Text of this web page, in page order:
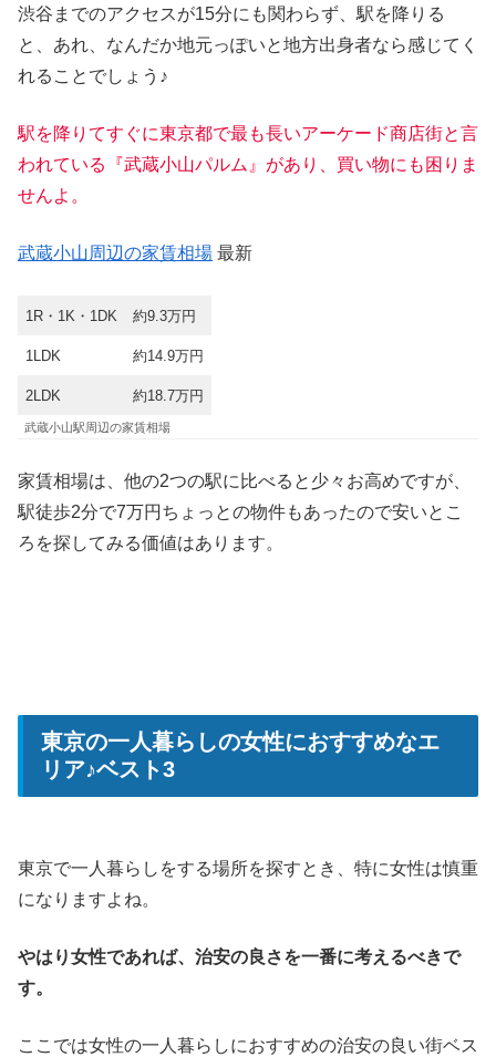
渋谷までのアクセスが15分にも関わらず、駅を降りる
と、あれ、なんだか地元っぽいと地方出身者なら感じてく
れることでしょう♪
駅を降りてすぐに東京都で最も長いアーケード商店街と言
われている『武蔵小山パルム』があり、買い物にも困りま
せんよ。
武蔵小山周辺の家賃相場 最新
1R・1K・1DK 約9.3万円
1LDK 約14.9万円
2LDK 約18.7万円
武蔵小山駅周辺の家賃相場
家賃相場は、他の2つの駅に比べると少々お高めですが、
駅徒歩2分で7万円ちょっとの物件もあったので安いとこ
ろを探してみる価値はあります。
東京の一人暮らしの女性におすすめなエ
リア♪ベスト3
東京で一人暮らしをする場所を探すとき、特に女性は慎重
になりますよね。
やはり女性であれば、治安の良さを一番に考えるべきで
す。
ここでは女性の一人暮らしにおすすめの治安の良い街ベス